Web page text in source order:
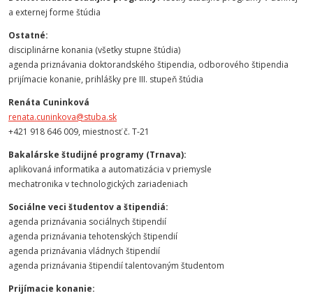
a externej forme štúdia
Ostatné:
disciplinárne konania (všetky stupne štúdia)
agenda priznávania doktorandského štipendia, odborového štipendia
prijímacie konanie, prihlášky pre III. stupeň štúdia
Renáta Cuninková
renata.cuninkova@stuba.sk
+421 918 646 009, miestnosť č. T-21
Bakalárske študijné programy (Trnava):
aplikovaná informatika a automatizácia v priemysle
mechatronika v technologických zariadeniach
Sociálne veci študentov a štipendiá:
agenda priznávania sociálnych štipendií
agenda priznávania tehotenských štipendií
agenda priznávania vládnych štipendií
agenda priznávania štipendií talentovaným študentom
Prijímacie konanie: